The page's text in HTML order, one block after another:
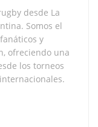
desde La
Somos el
y
ofreciendo una
los torneos